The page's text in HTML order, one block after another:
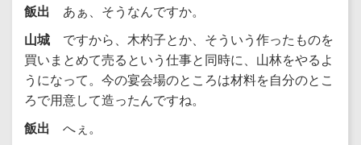
飯出 あぁ、そうなんですか。
山城 ですから、木杓子とか、そういう作ったものを
買いまとめて売るという仕事と同時に、山林をやるよ
うになって。今の宴会場のところは材料を自分のとこ
ろで用意して造ったんですね。
飯出 へぇ。